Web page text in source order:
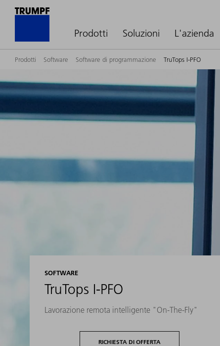
Prodotti Soluzioni L'azienda
Prodotti Software Software di programmazione TruTops I-PFO
SOFTWARE
TruTops I-PFO
Lavorazione remota intelligente "On-The-Fly"
RICHIESTA DI OFFERTA